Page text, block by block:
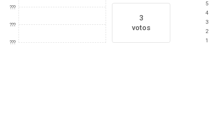
???
???
???
3
votos
5
4
3
2
1